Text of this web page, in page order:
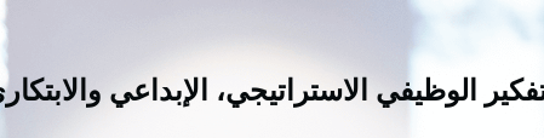
الوظيفي الاستراتيجي، الإبداعي